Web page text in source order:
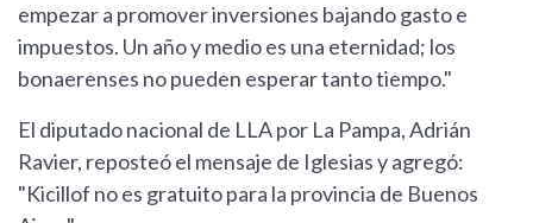
empezar a promover inversiones bajando gasto e
impuestos. Un año y medio es una eternidad; los
bonaerenses no pueden esperar tanto tiempo."
El diputado nacional de LLA por La Pampa, Adrián
Ravier, reposteó el mensaje de Iglesias y agregó:
"Kicillof no es gratuito para la provincia de Buenos